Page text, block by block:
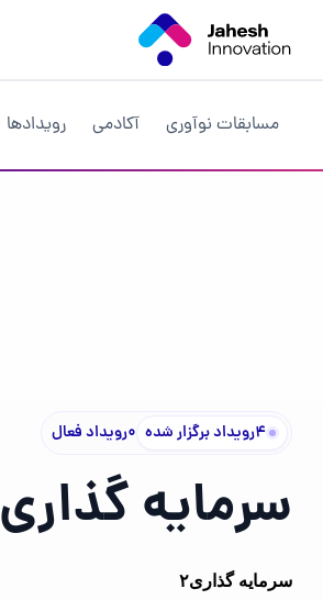
مسابقات نوآوری آکادمی رویداد‌ها
۴رویداد برگزار شده ۰رویداد فعال
سرمایه گذاری
سرمایه گذاری۲